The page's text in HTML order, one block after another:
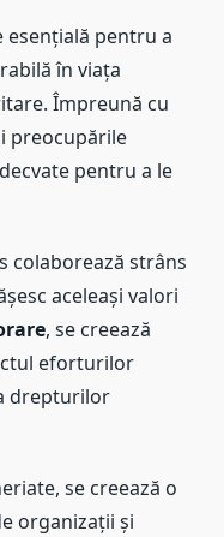
esențială pentru a
în viața
Împreună cu
preocupările
pentru a le
colaborează strâns
aceleași valori
, se creează
eforturilor
drepturilor
se creează o
organizații și